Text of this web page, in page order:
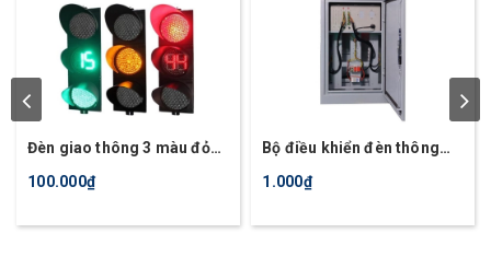
Đèn giao thông 3 màu đỏ
vàng xanh và đếm ngược
D300, JD300-32-TYPE11
100.000₫
Bộ điều khiển đèn thông
minh 22 kênh
1.000₫